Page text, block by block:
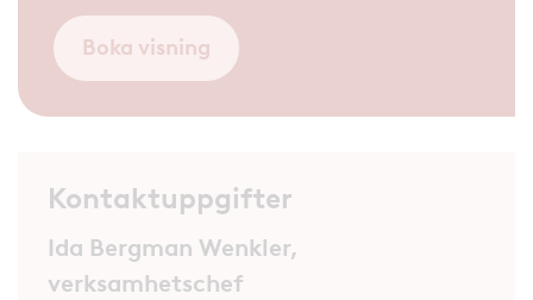
Boka visning
Kontaktuppgifter
Ida Bergman Wenkler,
verksamhetschef